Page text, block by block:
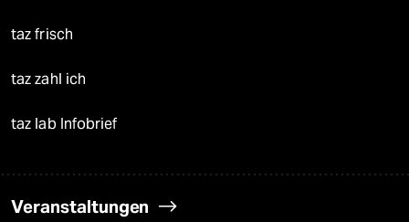
taz frisch
taz zahl ich
taz lab Infobrief
Veranstaltungen